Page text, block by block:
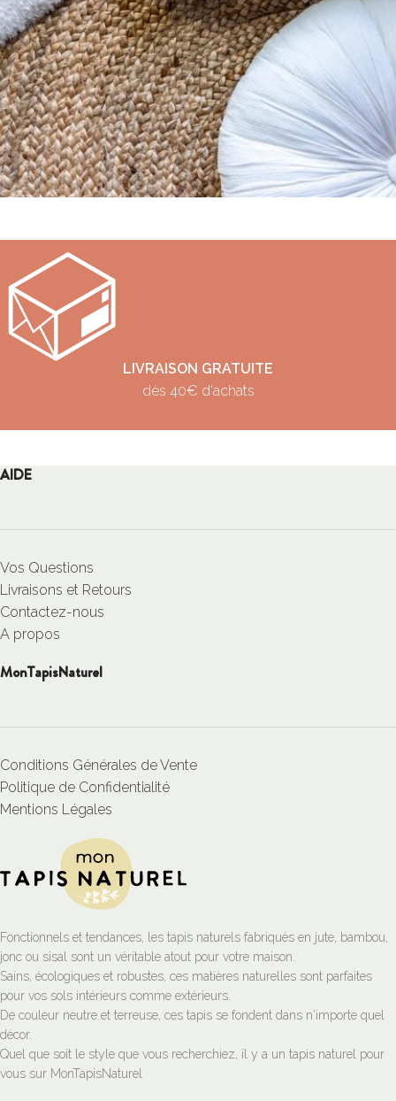
LIVRAISON GRATUITE
dès 40€ d'achats
AIDE
Vos Questions
Livraisons et Retours
Contactez-nous
A propos
MonTapisNaturel
Conditions Générales de Vente
Politique de Confidentialité
Mentions Légales
Fonctionnels et tendances, les tapis naturels fabriqués en jute, bambou,
jonc ou sisal sont un véritable atout pour votre maison.
Sains, écologiques et robustes, ces matières naturelles sont parfaites
pour vos sols intérieurs comme extérieurs.
De couleur neutre et terreuse, ces tapis se fondent dans n'importe quel
décor.
Quel que soit le style que vous recherchiez, il y a un tapis naturel pour
vous sur MonTapisNaturel